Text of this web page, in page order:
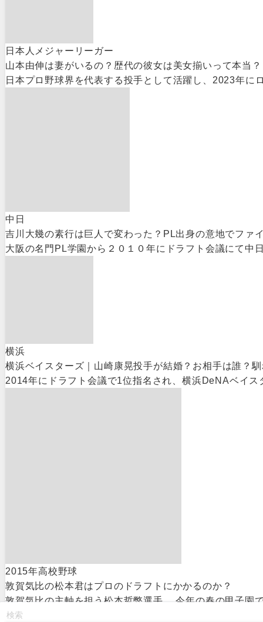
日本人メジャーリーガー
山本由伸は妻がいるの？歴代の彼女は美女揃いって本当？
日本プロ野球界を代表する投手として活躍し、2023年
中日
吉川大幾の素行は巨人で変わった？PL出身の意地でファ
大阪の名門PL学園から２０１０年にドラフト会議にて中
横浜
横浜ベイスターズ｜山崎康晃投手が結婚？お相手は誰？
2014年にドラフト会議で1位指名され、横浜DeNAベイ
2015年高校野球
敦賀気比の松本君はプロのドラフトにかかるのか？
敦賀気比の主軸を担う松本哲弊選手。 今年の春の甲子園